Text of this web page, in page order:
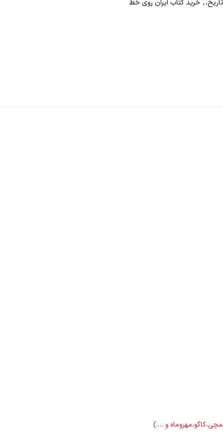
تاریخ،, خرید کتاب ایران روی خط
و ….)